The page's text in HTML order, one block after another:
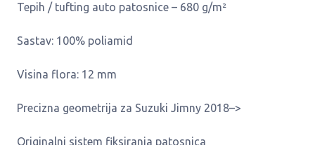
Tepih / tufting auto patosnice – 680 g/m²
Sastav: 100% poliamid
Visina flora: 12 mm
Precizna geometrija za Suzuki Jimny 2018–>
Originalni sistem fiksiranja patosnica